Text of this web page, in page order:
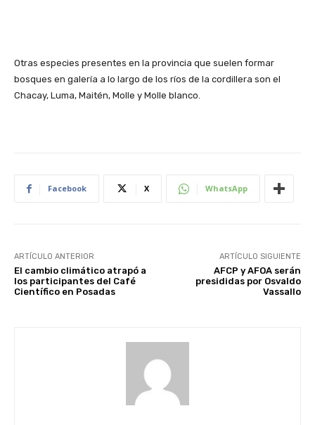
Otras especies presentes en la provincia que suelen formar
bosques en galería a lo largo de los ríos de la cordillera son el
Chacay, Luma, Maitén, Molle y Molle blanco.
Facebook X WhatsApp
ARTÍCULO ANTERIOR
El cambio climático atrapó a
los participantes del Café
Científico en Posadas
ARTÍCULO SIGUIENTE
AFCP y AFOA serán
presididas por Osvaldo
Vassallo